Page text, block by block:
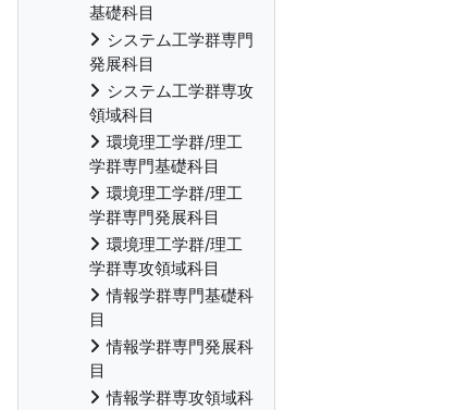
基礎科目
システム工学群専門
発展科目
システム工学群専攻
領域科目
環境理工学群/理工
学群専門基礎科目
環境理工学群/理工
学群専門発展科目
環境理工学群/理工
学群専攻領域科目
情報学群専門基礎科
目
情報学群専門発展科
目
情報学群専攻領域科